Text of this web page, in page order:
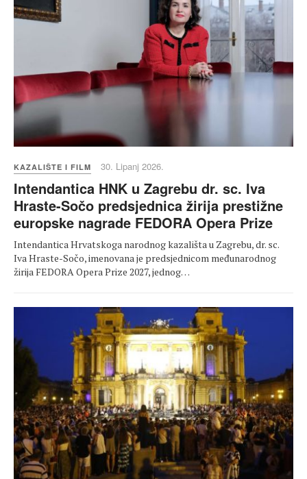
KAZALIŠTE I FILM 30. Lipanj 2026.
Intendantica HNK u Zagrebu dr. sc. Iva
Hraste-Sočo predsjednica žirija prestižne
europske nagrade FEDORA Opera Prize
Intendantica Hrvatskoga narodnog kazališta u Zagrebu, dr. sc.
Iva Hraste-Sočo, imenovana je predsjednicom međunarodnog
žirija FEDORA Opera Prize 2027, jednog…